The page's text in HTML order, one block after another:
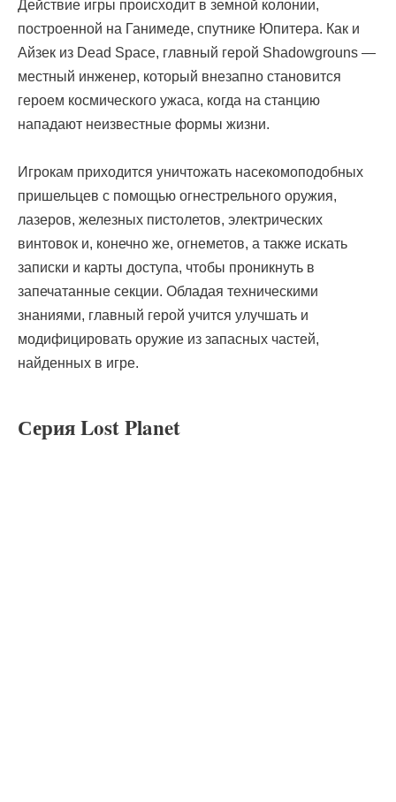
Действие игры происходит в земной колонии,
построенной на Ганимеде, спутнике Юпитера. Как и
Айзек из Dead Space, главный герой Shadowgrouns —
местный инженер, который внезапно становится
героем космического ужаса, когда на станцию
нападают неизвестные формы жизни.
Игрокам приходится уничтожать насекомоподобных
пришельцев с помощью огнестрельного оружия,
лазеров, железных пистолетов, электрических
винтовок и, конечно же, огнеметов, а также искать
записки и карты доступа, чтобы проникнуть в
запечатанные секции. Обладая техническими
знаниями, главный герой учится улучшать и
модифицировать оружие из запасных частей,
найденных в игре.
Серия Lost Planet